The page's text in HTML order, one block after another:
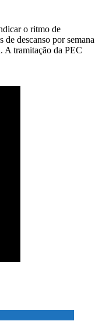
o ritmo de
de descanso por semana
A tramitação da PEC